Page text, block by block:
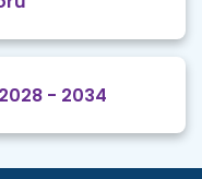
- 2034